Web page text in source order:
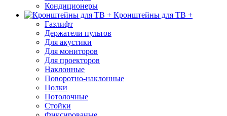
Кондиционеры
Кронштейны для ТВ +
Газлифт
Держатели пультов
Для акустики
Для мониторов
Для проекторов
Наклонные
Поворотно-наклонные
Полки
Потолочные
Стойки